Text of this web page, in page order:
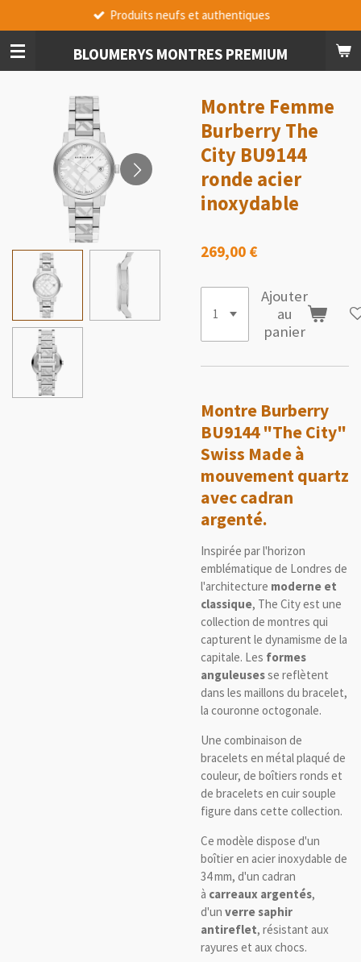
au
contenu
principal
BLOUMERYS MONTRES PREMIUM
Produits neufs et authentiques
Montre Femme
Burberry The
City BU9144
ronde acier
inoxydable
269,00 €
Ajouter
au
panier
Montre Burberry
BU9144 "The City"
Swiss Made à
mouvement quartz
avec cadran
argenté.
Inspirée par l'horizon
emblématique de Londres de
l'architecture moderne et
classique, The City est une
collection de montres qui
capturent le dynamisme de la
capitale. Les formes
anguleusesse reflètent
dans les maillons du bracelet,
la couronne octogonale.
Une combinaison de
bracelets en métal plaqué de
couleur, de boîtiers ronds et
de bracelets en cuir souple
figure dans cette collection.
Ce modèle dispose d'un
boîtier en acier inoxydable de
34 mm, d'un cadran
à carreaux argentés,
d'un verre saphir
antireflet, résistant aux
rayures et aux chocs.